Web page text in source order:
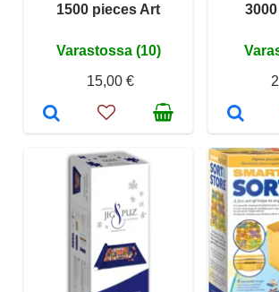
1500 pieces Art
Varastossa (10)
15,00 €
3000